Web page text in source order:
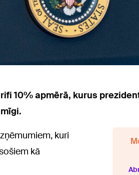
10% apmērā, kurus
kuri
kā